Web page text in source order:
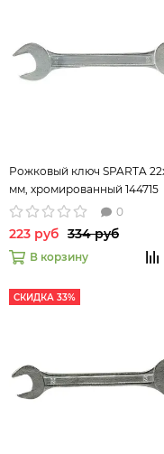
Рожковый ключ SPARTA
мм, хромированный 144715
0
223 руб 334 руб
В корзину
СКИДКА 33%